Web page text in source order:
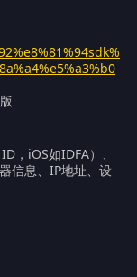
，iOS如IDFA）、
信息、IP地址、设